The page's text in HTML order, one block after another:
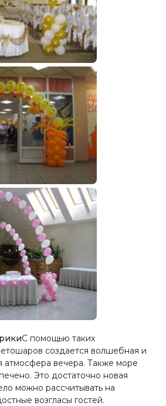
С помощью таких
создается волшебная и
атмосфера вечера. Также море
Это достаточно новая
можно рассчитывать на
возгласы гостей.